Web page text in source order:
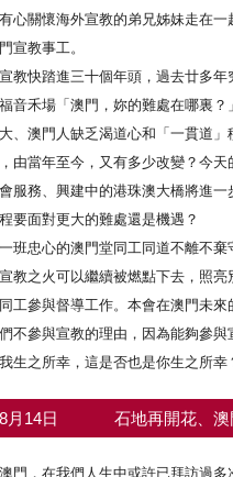
心關懷海外宣教的弟兄姊妹走在
宣教事工。
教快踏進三十個年頭，過去廿多
音禾場「澳門，妳的難處在哪裏
、澳門人缺乏渴道心和「一貫道」
由當年至今，又有多少改變？今
服務、興建中的港珠澳大橋將進
要面對更大的難處還是機遇？
班忠心的澳門堂同工同道不離不
教之火可以繼續被燃點下去，照
工參與督導工作。本會在澳門未
不參與宣教的理由，因為能夠參
生之所幸，這是否也是你生之所幸
月14日 石地再開花、
門，在我們人生中或許已拜訪過